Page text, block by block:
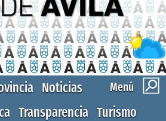
Menú
Noticias
Transparencia Turismo